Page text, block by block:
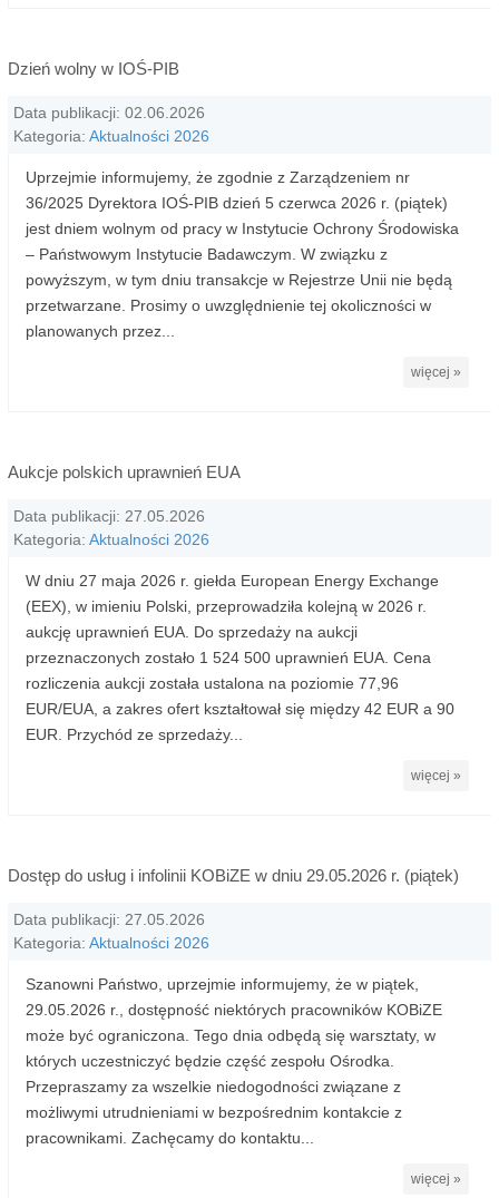
Dzień wolny w IOŚ-PIB
Data publikacji: 02.06.2026
Kategoria: Aktualności 2026
Uprzejmie informujemy, że zgodnie z Zarządzeniem nr
36/2025 Dyrektora IOŚ-PIB dzień 5 czerwca 2026 r. (piątek)
jest dniem wolnym od pracy w Instytucie Ochrony Środowiska
– Państwowym Instytucie Badawczym. W związku z
powyższym, w tym dniu transakcje w Rejestrze Unii nie będą
przetwarzane. Prosimy o uwzględnienie tej okoliczności w
planowanych przez...
więcej »
Aukcje polskich uprawnień EUA
Data publikacji: 27.05.2026
Kategoria: Aktualności 2026
W dniu 27 maja 2026 r. giełda European Energy Exchange
(EEX), w imieniu Polski, przeprowadziła kolejną w 2026 r.
aukcję uprawnień EUA. Do sprzedaży na aukcji
przeznaczonych zostało 1 524 500 uprawnień EUA. Cena
rozliczenia aukcji została ustalona na poziomie 77,96
EUR/EUA, a zakres ofert kształtował się między 42 EUR a 90
EUR. Przychód ze sprzedaży...
więcej »
Dostęp do usług i infolinii KOBiZE w dniu 29.05.2026 r. (piątek)
Data publikacji: 27.05.2026
Kategoria: Aktualności 2026
Szanowni Państwo, uprzejmie informujemy, że w piątek,
29.05.2026 r., dostępność niektórych pracowników KOBiZE
może być ograniczona. Tego dnia odbędą się warsztaty, w
których uczestniczyć będzie część zespołu Ośrodka.
Przepraszamy za wszelkie niedogodności związane z
możliwymi utrudnieniami w bezpośrednim kontakcie z
pracownikami. Zachęcamy do kontaktu...
więcej »